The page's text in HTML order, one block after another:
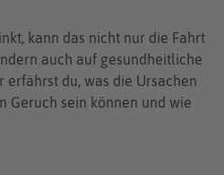
kann das nicht nur die Fahrt
auch auf gesundheitliche
erfährst du, was die Ursachen
Geruch sein können und wie